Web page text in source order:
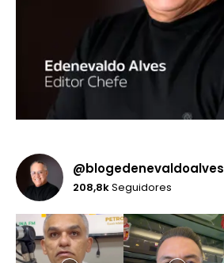
@blogedenevaldoalves
208,8kSeguidores